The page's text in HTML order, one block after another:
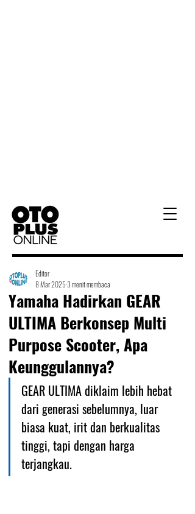
Yamaha Hadirkan GEAR
ULTIMA Berkonsep Multi
Purpose Scooter, Apa
Keunggulannya?
Editor
8 Mar 20253 menit membaca
GEAR ULTIMA diklaim lebih hebat
dari generasi sebelumnya, luar
biasa kuat, irit dan berkualitas
tinggi, tapi dengan harga
terjangkau.